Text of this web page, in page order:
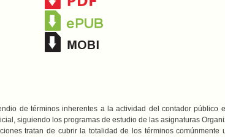
de términos inherentes a la actividad del contador público
siguiendo los programas de estudio de las asignaturas
tratan de cubrir la totalidad de los términos